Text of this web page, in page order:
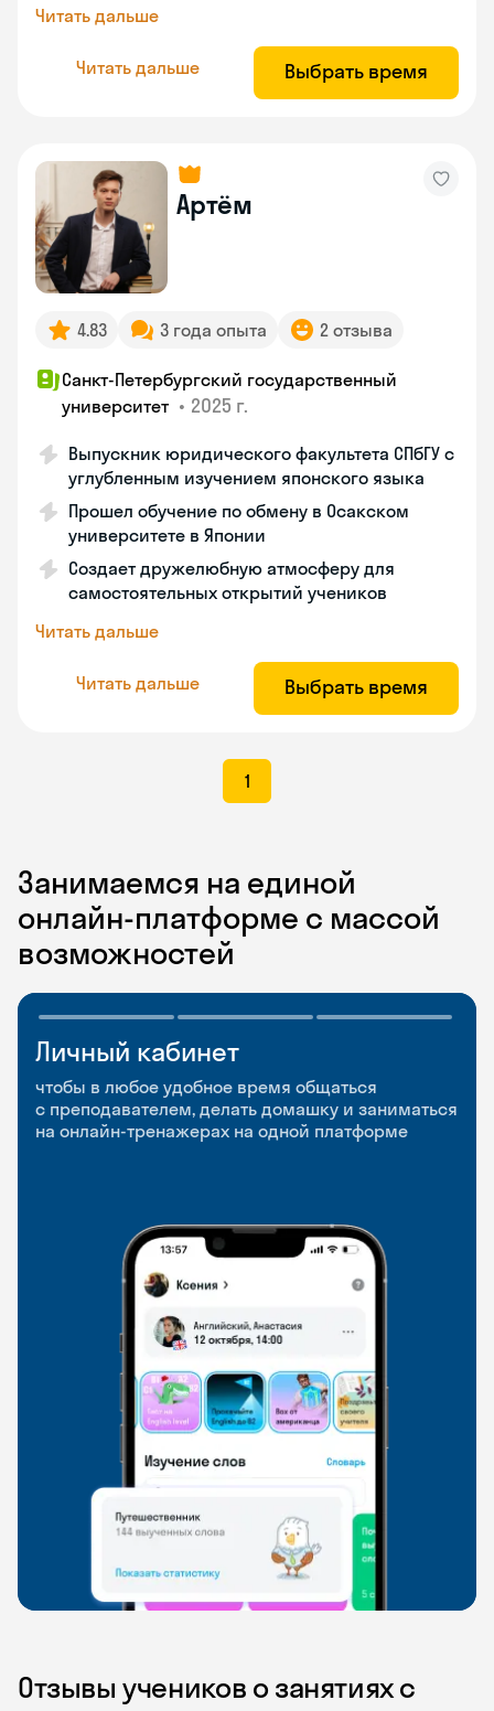
Читать дальше
Читать дальше Выбрать время
Артём
4.83 3 года опыта 2 отзыва
Санкт-Петербургский государственный
университет • 2025 г.
Выпускник юридического факультета СПбГУ с
углубленным изучением японского языка
Прошел обучение по обмену в Осакском
университете в Японии
Создает дружелюбную атмосферу для
самостоятельных открытий учеников
Читать дальше
Читать дальше Выбрать время
1
Занимаемся на единой
онлайн-платформе с массой
возможностей
Личный кабинет
чтобы в любое удобное время общаться
с преподавателем, делать домашку и заниматься
на онлайн-тренажерах на одной платформе
Мобильное
приложение
чтобы заниматься и изучать новые слова где
и когда удобно
Разговорные клубы
и Talks
Групповые занятия для разговорной практики
и индивидуальные встречи с преподавателями
Отзывы учеников о занятиях с